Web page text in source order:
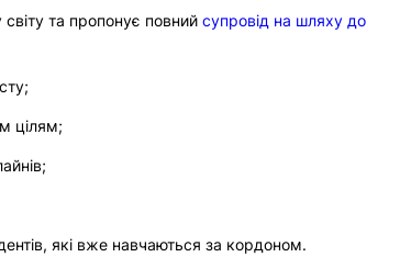
та пропонує повний супровід на шляху до
цілям;
які вже навчаються за кордоном.